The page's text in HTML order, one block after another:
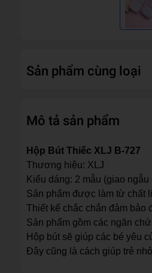
Sản phẩm cùng loại
Mô tả sản phẩm
Hộp Bút Thiếc XLJ B-727
Thương hiệu: XLJ
Kiểu dáng: 2 mẫu (giao ngẫu
Sản phẩm được làm từ chất
Thiết kế chắc chắn đảm bảo
Sản phẩm gồm các ngăn
Hộp bút sẽ giúp các bé yêu
Đây cũng là cách giúp trẻ